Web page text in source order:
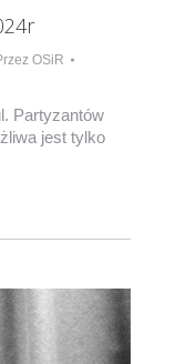
OSiR
Partyzantów
jest tylko